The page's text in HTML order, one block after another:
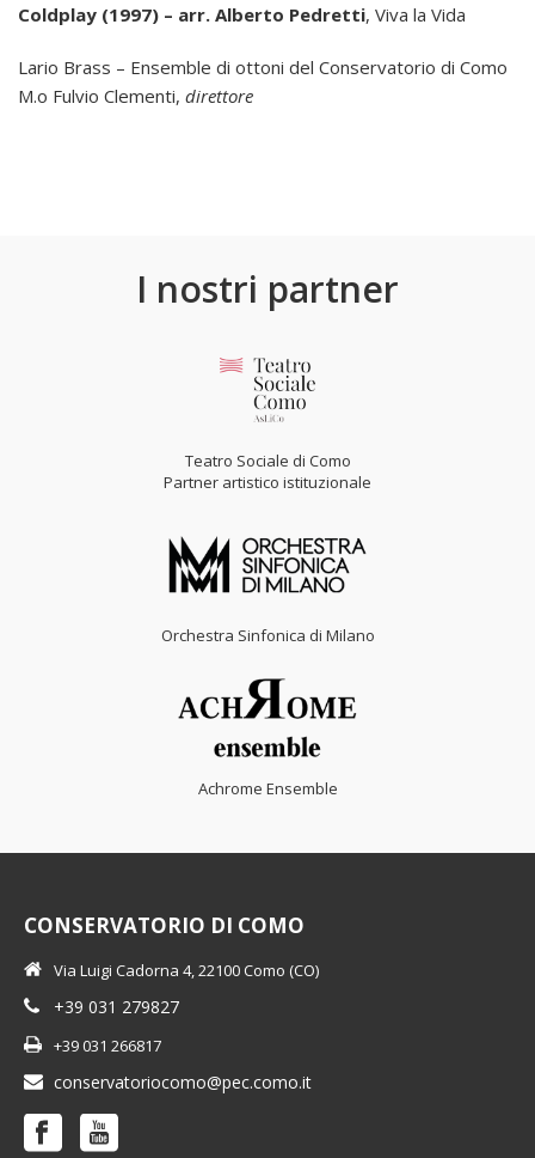
Coldplay (1997) – arr. Alberto Pedretti, Viva la Vida
Lario Brass – Ensemble di ottoni del Conservatorio di Como
M.o Fulvio Clementi, direttore
I nostri partner
Teatro Sociale di Como
Partner artistico istituzionale
Orchestra Sinfonica di Milano
Achrome Ensemble
CONSERVATORIO DI COMO
Via Luigi Cadorna 4, 22100 Como (CO)
+39 031 279827
+39 031 266817
conservatoriocomo@pec.como.it